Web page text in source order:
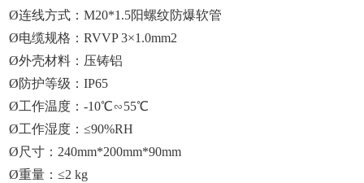
Ø连线方式：M20*1.5阳螺纹防爆软管
Ø电缆规格：RVVP 3×1.0mm2
Ø外壳材料：压铸铝
Ø防护等级：IP65
Ø工作温度：-10℃∽55℃
Ø工作湿度：≤90%RH
Ø尺寸：240mm*200mm*90mm
Ø重量：≤2 kg